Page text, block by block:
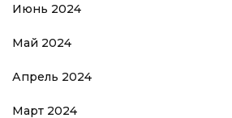
Июнь 2024
Май 2024
Апрель 2024
Март 2024